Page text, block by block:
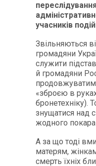
учасників
Звільняються
громадяни
служити
й громадяни
«зброєю в
бронетехніку).
знущатися над
жодного
А за що тоді
матерям,
смерть їхніх